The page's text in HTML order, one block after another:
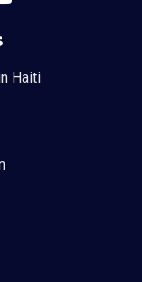
Haiti